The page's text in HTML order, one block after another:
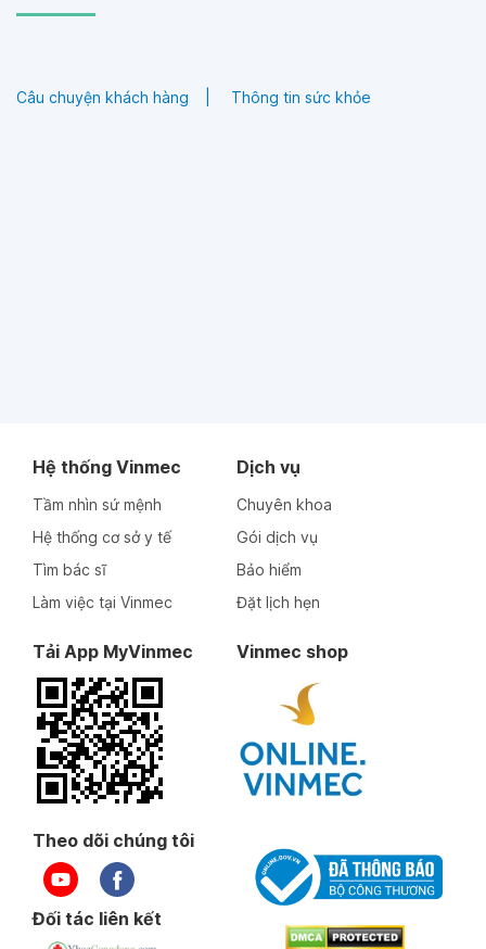
Câu chuyện khách hàng Thông tin sức khỏe
Hệ thống Vinmec
Tầm nhìn sứ mệnh
Hệ thống cơ sở y tế
Tìm bác sĩ
Làm việc tại Vinmec
Dịch vụ
Chuyên khoa
Gói dịch vụ
Bảo hiểm
Đặt lịch hẹn
Tải App MyVinmec Vinmec shop
Theo dõi chúng tôi
Đối tác liên kết